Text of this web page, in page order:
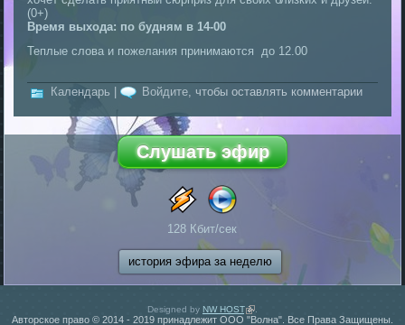
(0+)
Время выхода: по будням в 14-00
Теплые слова и пожелания принимаются до 12.00
Календарь | Войдите, чтобы оставлять комментарии
128 Кбит/сек
история эфира за неделю
Designed by NW HOST(внешняя ссылка)
Авторское право © 2014 - 2019 принадлежит ООО "Волна". Все Права Защищены.